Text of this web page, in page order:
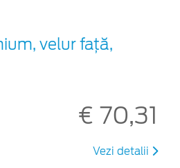
velur faţă,
€ 70,31
Vezi detalii